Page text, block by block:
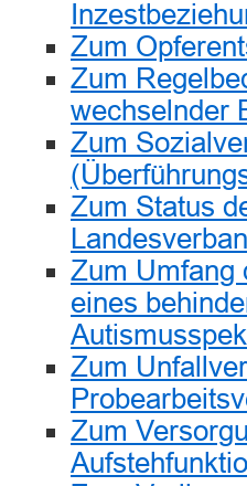
Zum
Zum
wechselnder
Zum
Zum Status
Zum Umfang
eines
Zum
Zum